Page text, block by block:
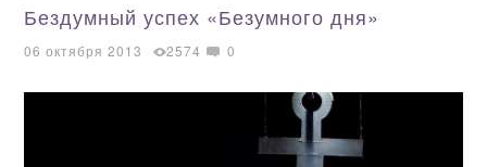
Бездумный успех «Безумного дня»
06 октября 2013 2574 0